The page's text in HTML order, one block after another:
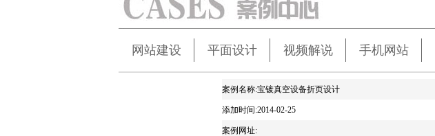
网站建设 平面设计 视频解说 手机网站
案例名称:宝镀真空设备折页设计
添加时间:2014-02-25
案例网址: